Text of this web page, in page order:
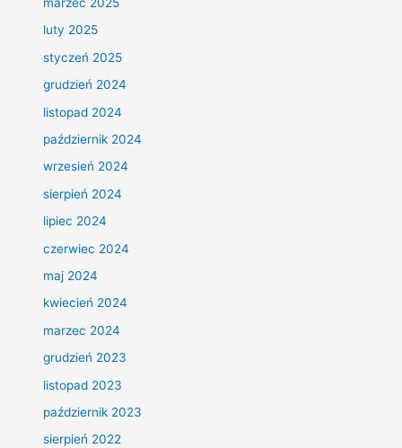
luty 2025
styczeń 2025
grudzień 2024
listopad 2024
październik 2024
wrzesień 2024
sierpień 2024
lipiec 2024
czerwiec 2024
maj 2024
kwiecień 2024
marzec 2024
grudzień 2023
listopad 2023
październik 2023
sierpień 2022